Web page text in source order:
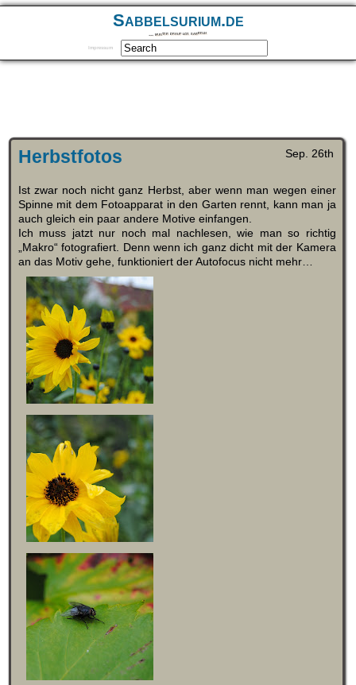
Sabbelsurium.de
… munter drauf los sabbeln
Impressum
Sep. 26th
Herbstfotos
Ist zwar noch nicht ganz Herbst, aber wenn man wegen einer
Spinne mit dem Fotoapparat in den Garten rennt, kann man ja
auch gleich ein paar andere Motive einfangen.
Ich muss jatzt nur noch mal nachlesen, wie man so richtig
„Makro“ fotografiert. Denn wenn ich ganz dicht mit der Kamera
an das Motiv gehe, funktioniert der Autofocus nicht mehr…